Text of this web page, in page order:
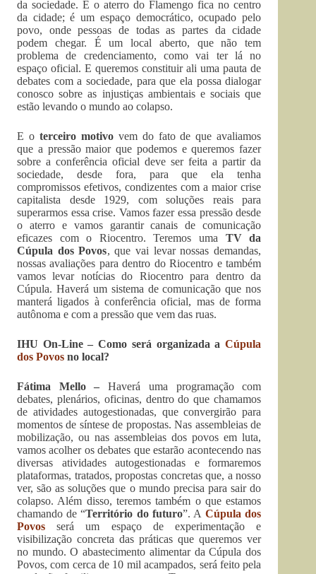
da sociedade. E o aterro do Flamengo fica no centro
da cidade; é um espaço democrático, ocupado pelo
povo, onde pessoas de todas as partes da cidade
podem chegar. É um local aberto, que não tem
problema de credenciamento, como vai ter lá no
espaço oficial. E queremos constituir ali uma pauta de
debates com a sociedade, para que ela possa dialogar
conosco sobre as injustiças ambientais e sociais que
estão levando o mundo ao colapso.
E o terceiro motivovem do fato de que avaliamos
que a pressão maior que podemos e queremos fazer
sobre a conferência oficial deve ser feita a partir da
sociedade, desde fora, para que ela tenha
compromissos efetivos, condizentes com a maior crise
capitalista desde 1929, com soluções reais para
superarmos essa crise. Vamos fazer essa pressão desde
o aterro e vamos garantir canais de comunicação
eficazes com o Riocentro. Teremos uma TV da
Cúpula dos Povos, que vai levar nossas demandas,
nossas avaliações para dentro do Riocentro e também
vamos levar notícias do Riocentro para dentro da
Cúpula. Haverá um sistema de comunicação que nos
manterá ligados à conferência oficial, mas de forma
autônoma e com a pressão que vem das ruas.
IHU On-Line – Como será organizada a Cúpula
dos Povos no local?
Fátima Mello – Haverá uma programação com
debates, plenários, oficinas, dentro do que chamamos
de atividades autogestionadas, que convergirão para
momentos de síntese de propostas. Nas assembleias de
mobilização, ou nas assembleias dos povos em luta,
vamos acolher os debates que estarão acontecendo nas
diversas atividades autogestionadas e formaremos
plataformas, tratados, propostas concretas que, a nosso
ver, são as soluções que o mundo precisa para sair do
colapso. Além disso, teremos também o que estamos
chamando de “Território do futuro”. ACúpula dos
Povos será um espaço de experimentação e
visibilização concreta das práticas que queremos ver
no mundo. O abastecimento alimentar da Cúpula dos
Povos, com cerca de 10 mil acampados, será feito pela